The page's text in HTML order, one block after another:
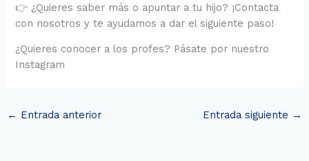
👉 ¿Quieres saber más o apuntar a tu hijo? ¡Contacta
con nosotros y te ayudamos a dar el siguiente paso!
¿Quieres conocer a los profes? Pásate por nuestro
Instagram
← Entrada anterior Entrada siguiente →